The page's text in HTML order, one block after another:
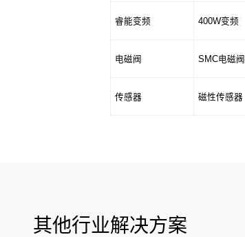
睿能变频 400W变频
电磁阀 SMC电磁阀
传感器 磁性传感器
其他行业解决方案